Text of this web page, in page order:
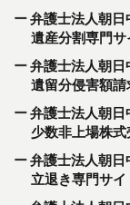
弁護士法人朝
遺産分割専門サ
弁護士法人朝
遺留分侵害額請
弁護士法人朝
少数非上場株式
弁護士法人朝
立退き専門サイ